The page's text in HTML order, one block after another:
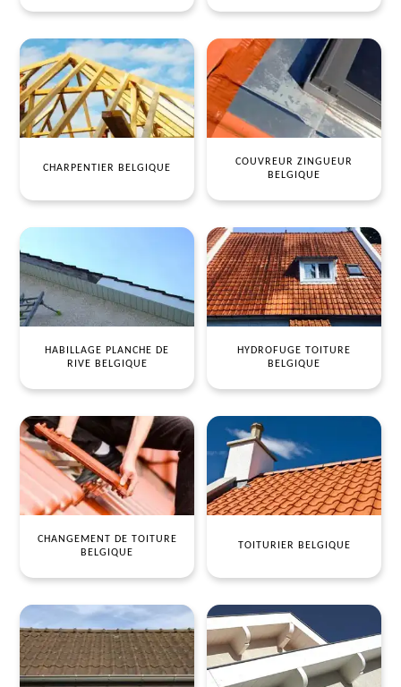
CHARPENTIER BELGIQUE
COUVREUR ZINGUEUR
BELGIQUE
HABILLAGE PLANCHE DE
RIVE BELGIQUE
HYDROFUGE TOITURE
BELGIQUE
CHANGEMENT DE TOITURE
BELGIQUE
TOITURIER BELGIQUE